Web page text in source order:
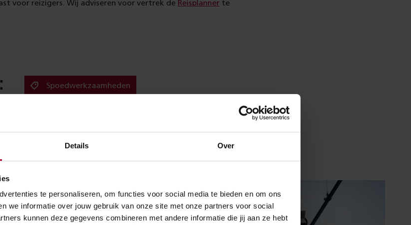
Details Over
te personaliseren, om functies voor social media te bieden en om ons
we informatie over jouw gebruik van onze site met onze partners voor social
kunnen deze gegevens combineren met andere informatie die jij aan ze hebt
voor reizigers. Wij adviseren voor vertrek de Reisplanner te
Spoedwerkzaamheden
Meer nieuws